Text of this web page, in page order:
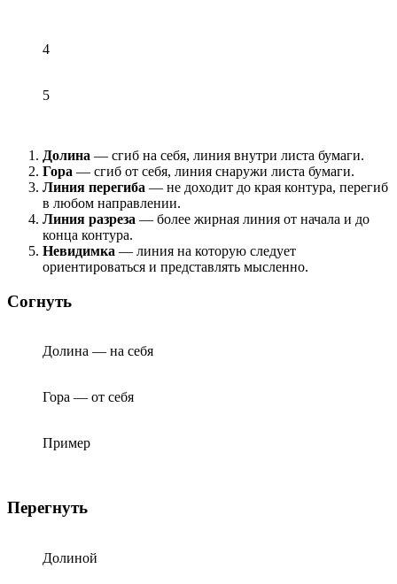
4
5
Долина — сгиб на себя, линия внутри листа бумаги.
Гора — сгиб от себя, линия снаружи листа бумаги.
Линия перегиба — не доходит до края контура, перегиб
в любом направлении.
Линия разреза — более жирная линия от начала и до
конца контура.
Невидимка — линия на которую следует
ориентироваться и представлять мысленно.
Согнуть
Долина — на себя
Гора — от себя
Пример
Перегнуть
Долиной